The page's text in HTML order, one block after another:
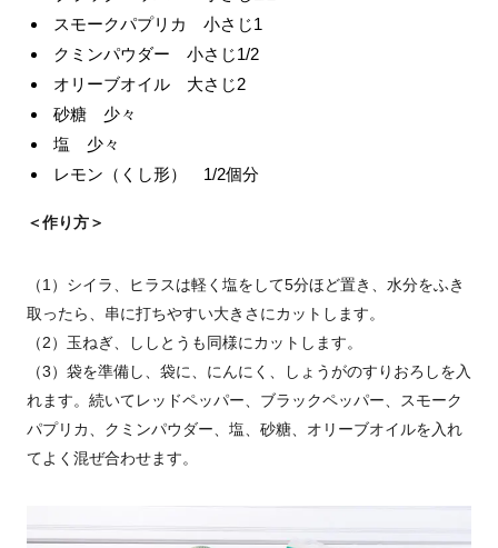
スモークパプリカ 小さじ1
クミンパウダー 小さじ1/2
オリーブオイル 大さじ2
砂糖 少々
塩 少々
レモン（くし形） 1/2個分
＜作り方＞
（1）シイラ、ヒラスは軽く塩をして5分ほど置き、水分をふき
取ったら、串に打ちやすい大きさにカットします。
（2）玉ねぎ、ししとうも同様にカットします。
（3）袋を準備し、袋に、にんにく、しょうがのすりおろしを入
れます。続いてレッドペッパー、ブラックペッパー、スモーク
パプリカ、クミンパウダー、塩、砂糖、オリーブオイルを入れ
てよく混ぜ合わせます。